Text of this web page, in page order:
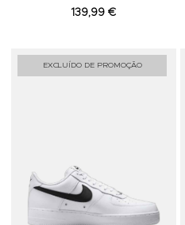
139,99 €
EXCLUÍDO DE PROMOÇÃO